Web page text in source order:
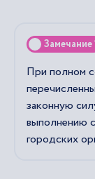
Замечание
При полном
законную
выполнению
городских